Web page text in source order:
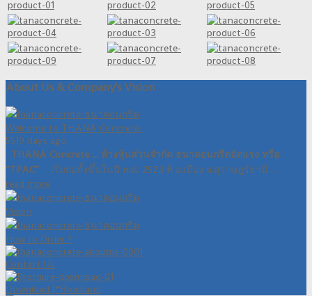
About Us & Company's Vision
Welcome to THANA Concrete.
5519 days ago
THANA Concrete ... ห้างหุ้นส่วนจำกัด ธนาคอนกรีตอัดแรง หรือ
“TPAC”
เริ่มก่อตั้งขึ้นในปี พ.ศ. 2523 ที่ อ.เมือง จ.สุราษฎร์ธานี ...
read more
Vision
How to Order ?
Contact Us
Download (*Brochure)